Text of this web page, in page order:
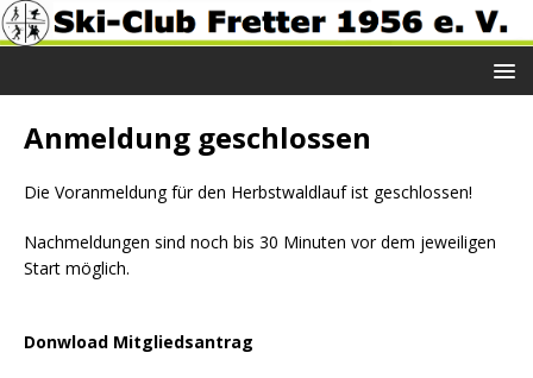
Anmeldung geschlossen
Die Voranmeldung für den Herbstwaldlauf ist geschlossen!
Nachmeldungen sind noch bis 30 Minuten vor dem jeweiligen
Start möglich.
Donwload Mitgliedsantrag